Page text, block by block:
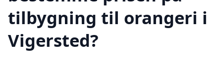
tilbygning til orangeri i
Vigersted?